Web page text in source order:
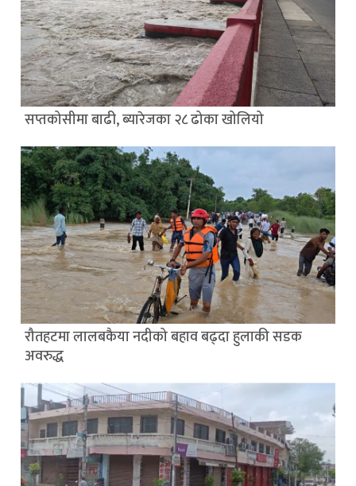
सप्तकोसीमा बाढी, ब्यारेजका २८ ढोका खोलियो
रौतहटमा लालबकैया नदीको बहाव बढ्दा हुलाकी सडक
अवरुद्ध